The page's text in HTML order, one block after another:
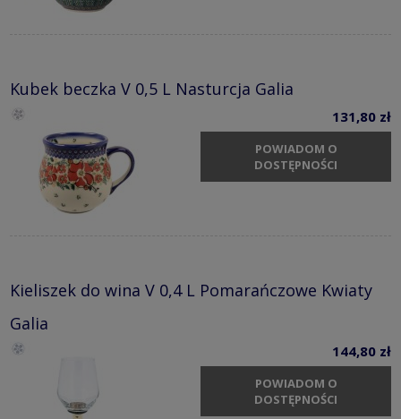
Kubek beczka V 0,5 L Nasturcja Galia
131,80 zł
POWIADOM O
DOSTĘPNOŚCI
Kieliszek do wina V 0,4 L Pomarańczowe Kwiaty
Galia
144,80 zł
POWIADOM O
DOSTĘPNOŚCI